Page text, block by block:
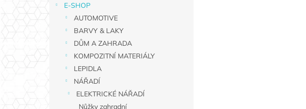
a
n
E-SHOP
AUTOMOTIVE
BARVY & LAKY
DŮM A ZAHRADA
KOMPOZITNÍ MATERIÁLY
LEPIDLA
NÁŘADÍ
ELEKTRICKÉ NÁŘADÍ
Nůžky zahradní